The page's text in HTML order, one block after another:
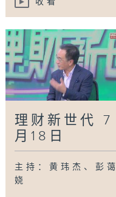
理财新世代 7
月18日
主持：黄玮杰、彭蔼
娆